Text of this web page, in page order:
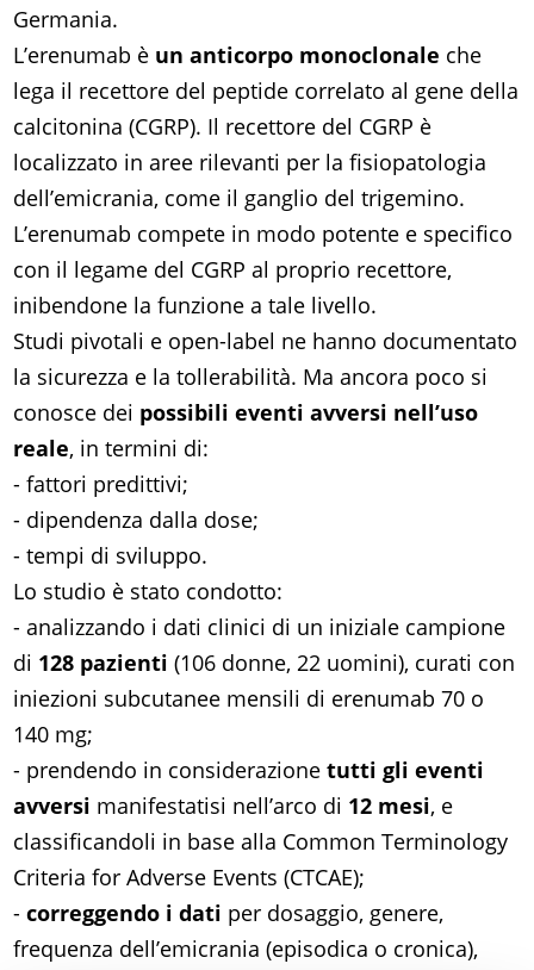
Germania.
L’erenumab è un anticorpo monoclonale che
lega il recettore del peptide correlato al gene della
calcitonina (CGRP). Il recettore del CGRP è
localizzato in aree rilevanti per la fisiopatologia
dell’emicrania, come il ganglio del trigemino.
L’erenumab compete in modo potente e specifico
con il legame del CGRP al proprio recettore,
inibendone la funzione a tale livello.
Studi pivotali e open-label ne hanno documentato
la sicurezza e la tollerabilità. Ma ancora poco si
conosce dei possibili eventi avversi nell’uso
reale, in termini di:
- fattori predittivi;
- dipendenza dalla dose;
- tempi di sviluppo.
Lo studio è stato condotto:
- analizzando i dati clinici di un iniziale campione
di 128 pazienti (106 donne, 22 uomini), curati con
iniezioni subcutanee mensili di erenumab 70 o
140 mg;
- prendendo in considerazionetutti gli eventi
avversi manifestatisi nell’arco di 12 mesi, e
classificandoli in base alla Common Terminology
Criteria for Adverse Events (CTCAE);
-correggendo i dati per dosaggio, genere,
frequenza dell’emicrania (episodica o cronica),